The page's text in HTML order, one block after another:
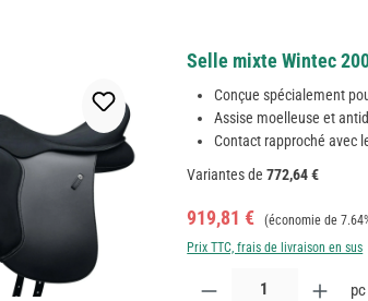
Selle mixte Wintec
Conçue spécialement
Assise moelleuse et
Contact rapproché avec
Variantes de 772,64 €
Prix de vente :
919,81 € Prix régulier :
(économie de
Prix TTC, frais de livraison en sus
Quantité de produit : Entrez
pc